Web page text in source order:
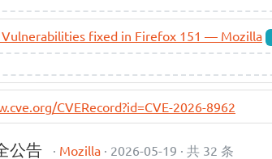
Vulnerabilities fixed in Firefox 151 — Mozilla
CVERecord?id=CVE-2026-8962
公告 · Mozilla · 2026-05-19 · 共 32 条